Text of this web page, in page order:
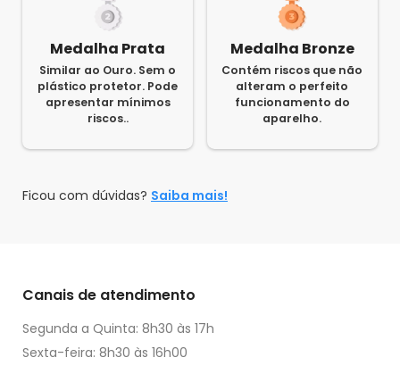
Medalha Prata
Similar ao Ouro. Sem o
plástico protetor. Pode
apresentar mínimos
riscos..
Medalha Bronze
Contém riscos que não
alteram o perfeito
funcionamento do
aparelho.
Ficou com dúvidas? Saiba mais!
Canais de atendimento
Segunda a Quinta: 8h30 às 17h
Sexta-feira: 8h30 às 16h00